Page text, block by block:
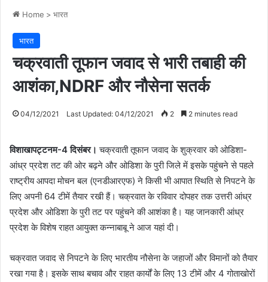
Home > भारत
भारत
चक्रवाती तूफान जवाद से भारी तबाही की
आशंका,NDRF और नौसेना सतर्क
04/12/2021 Last Updated: 04/12/2021 2 2 minutes read
विशाखापट्टनम-4 दिसंबर। चक्रवाती तूफान जवाद के शुक्रवार को ओडिशा-
आंध्र प्रदेश तट की ओर बढ़ने और ओडिशा के पुरी जिले में इसके पहुंचने से पहले
राष्ट्रीय आपदा मोचन बल (एनडीआरएफ) ने किसी भी आपात स्थिति से निपटने के
लिए अपनी 64 टीमें तैयार रखी हैं। चक्रवात के रविवार दोपहर तक उत्तरी आंध्र
प्रदेश और ओडिशा के पुरी तट पर पहुंचने की आशंका है। यह जानकारी आंध्र
प्रदेश के विशेष राहत आयुक्त कन्नाबाबू ने आज यहां दी।
चक्रवात जवाद से निपटने के लिए भारतीय नौसेना के जहाजों और विमानों को तैयार
रखा गया है। इसके साथ बचाव और राहत कार्यों के लिए 13 टीमें और 4 गोताखोरों